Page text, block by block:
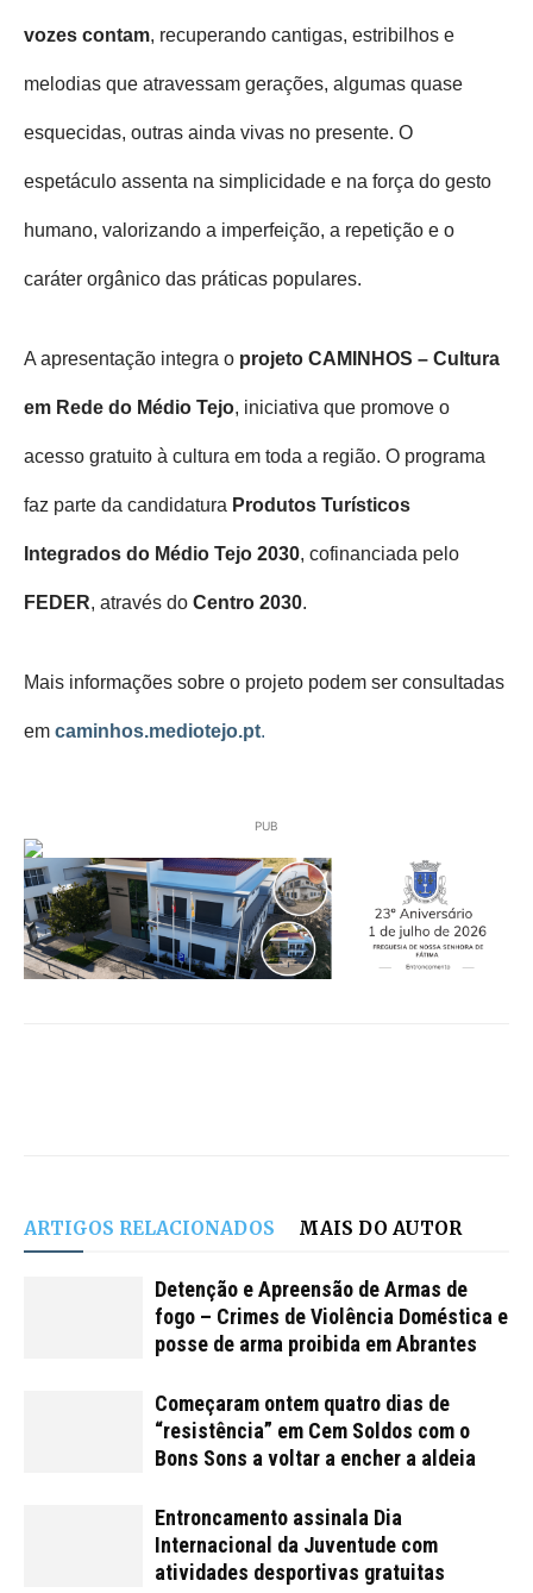
vozes contam, recuperando cantigas, estribilhos e
melodias que atravessam gerações, algumas quase
esquecidas, outras ainda vivas no presente. O
espetáculo assenta na simplicidade e na força do gesto
humano, valorizando a imperfeição, a repetição e o
caráter orgânico das práticas populares.
A apresentação integra o projeto CAMINHOS – Cultura
em Rede do Médio Tejo, iniciativa que promove o
acesso gratuito à cultura em toda a região. O programa
faz parte da candidatura Produtos Turísticos
Integrados do Médio Tejo 2030, cofinanciada pelo
FEDER, através do Centro 2030.
Mais informações sobre o projeto podem ser consultadas
em caminhos.mediotejo.pt.
PUB
ARTIGOS RELACIONADOS MAIS DO AUTOR
Detenção e Apreensão de Armas de
fogo – Crimes de Violência Doméstica e
posse de arma proibida em Abrantes
Começaram ontem quatro dias de
“resistência” em Cem Soldos com o
Bons Sons a voltar a encher a aldeia
Entroncamento assinala Dia
Internacional da Juventude com
atividades desportivas gratuitas